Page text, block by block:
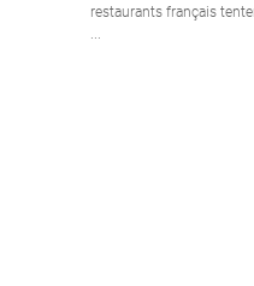
restaurants français